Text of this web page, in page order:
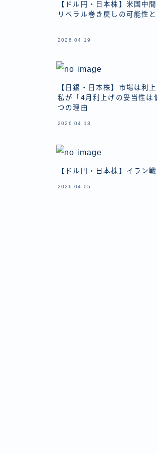
【ドル円・日本株】米国中
リベラル巻き戻しの可能性
2026.04.19
【日銀・日本株】市場は利
私が「4月利上げの妥当性は
つの理由
2026.04.13
【ドル円・日本株】イラン
2026.04.05